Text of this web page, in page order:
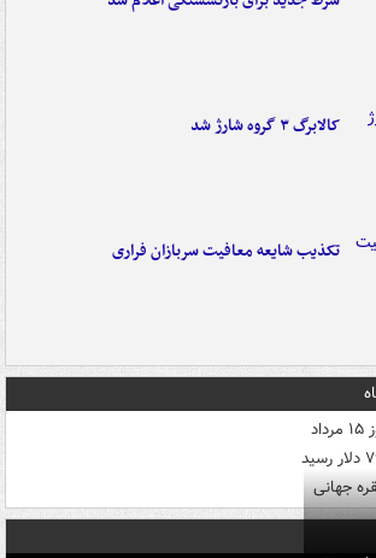
کالابرگ ۳ گروه شارژ شد
تکذیب شایعه معافیت سربازان فراری
جهانی